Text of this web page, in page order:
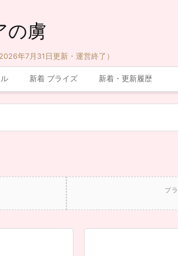
の虜
年7月31日更新・運営終了）
新着 プライズ 新着・更新履歴
プ